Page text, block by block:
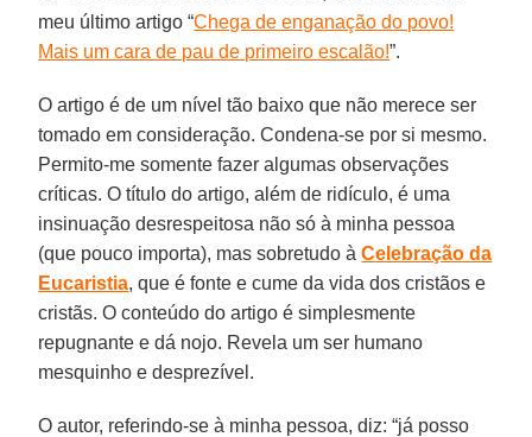
meu último artigo “Chega de enganação do povo!
Mais um cara de pau de primeiro escalão!”.
O artigo é de um nível tão baixo que não merece ser
tomado em consideração. Condena-se por si mesmo.
Permito-me somente fazer algumas observações
críticas. O título do artigo, além de ridículo, é uma
insinuação desrespeitosa não só à minha pessoa
(que pouco importa), mas sobretudo àCelebração da
Eucaristia, que é fonte e cume da vida dos cristãos e
cristãs. O conteúdo do artigo é simplesmente
repugnante e dá nojo. Revela um ser humano
mesquinho e desprezível.
O autor, referindo-se à minha pessoa, diz: “já posso